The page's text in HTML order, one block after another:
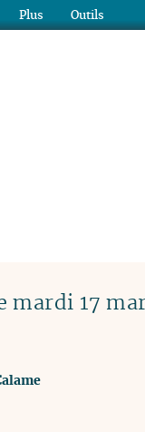
17
Plus Outils